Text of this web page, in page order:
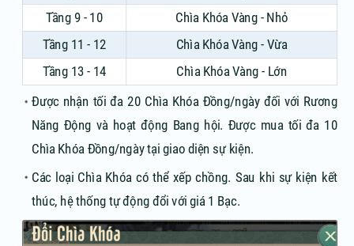
Tầng 9 - 10 Chìa Khóa Vàng - Nhỏ
Tầng 11 - 12 Chìa Khóa Vàng - Vừa
Tầng 13 - 14 Chìa Khóa Vàng - Lớn
Được nhận tối đa 20 Chìa Khóa Đồng/ngày đối với Rương
Năng Động và hoạt động Bang hội. Được mua tối đa 10
Chìa Khóa Đồng/ngày tại giao diện sự kiện.
Các loại Chìa Khóa có thể xếp chồng. Sau khi sự kiện kết
thúc, hệ thống tự động đổi với giá 1 Bạc.